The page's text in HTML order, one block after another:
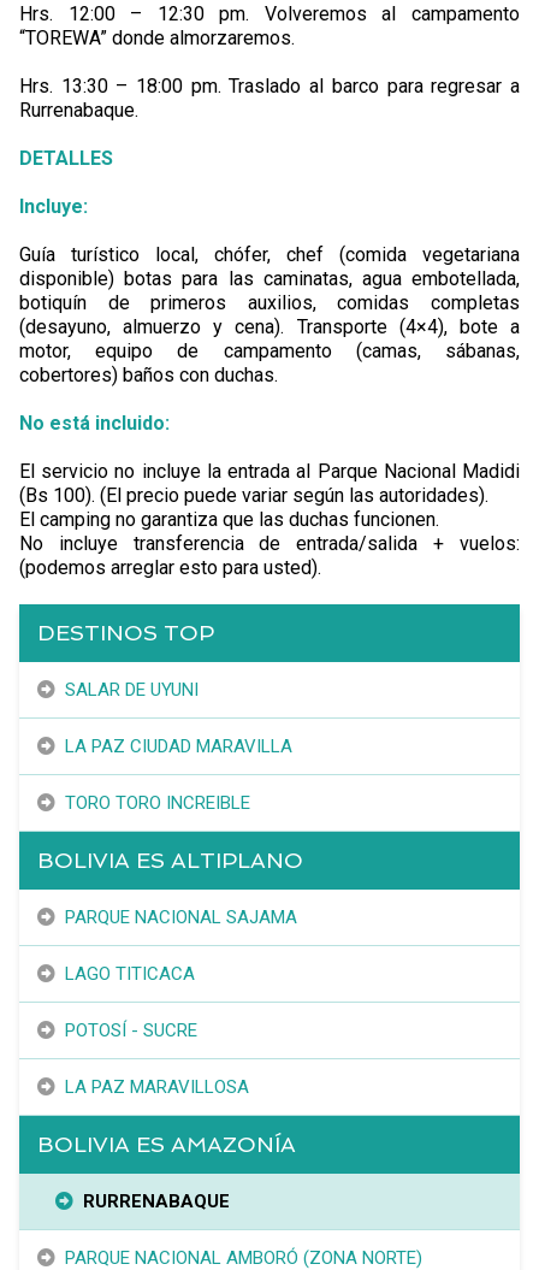
Hrs. 12:00 – 12:30 pm. Volveremos al campamento
“TOREWA” donde almorzaremos.
Hrs. 13:30 – 18:00 pm. Traslado al barco para regresar a
Rurrenabaque.
DETALLES
Incluye:
Guía turístico local, chófer, chef (comida vegetariana
disponible) botas para las caminatas, agua embotellada,
botiquín de primeros auxilios, comidas completas
(desayuno, almuerzo y cena). Transporte (4×4), bote a
motor, equipo de campamento (camas, sábanas,
cobertores) baños con duchas.
No está incluido:
El servicio no incluye la entrada al Parque Nacional Madidi
(Bs 100). (El precio puede variar según las autoridades).
El camping no garantiza que las duchas funcionen.
No incluye transferencia de entrada/salida + vuelos:
(podemos arreglar esto para usted).
DESTINOS TOP
SALAR DE UYUNI
LA PAZ CIUDAD MARAVILLA
TORO TORO INCREIBLE
BOLIVIA ES ALTIPLANO
PARQUE NACIONAL SAJAMA
LAGO TITICACA
POTOSÍ - SUCRE
LA PAZ MARAVILLOSA
BOLIVIA ES AMAZONÍA
RURRENABAQUE
PARQUE NACIONAL AMBORÓ (ZONA NORTE)